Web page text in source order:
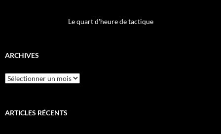
Le quart d'heure de tactique
ARCHIVES
Archives
ARTICLES RÉCENTS